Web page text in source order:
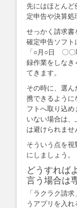
先にはほとん
定申告や決算処
せっかく請求書
確定申告ソフト
「○月○日 〇
録作業をしなき
てきます。
その時に、選
携できるように
フトへ取り込め
いない場合は
は避けられませ
そういう点を視
にしましょう。
どうすれば
言う場合は
「ラクラク請
うアプリを入